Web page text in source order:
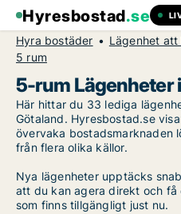
Hyresbostad.se
Hyra bostäder Lägenhet att
5 rum
5-rum Lägenheter
Här hittar du 33 lediga
Götaland. Hyresbostad.se
övervaka bostadsmarknaden
från flera olika källor.
Nya lägenheter upptäcks
att du kan agera direkt och
som finns tillgängligt just nu.